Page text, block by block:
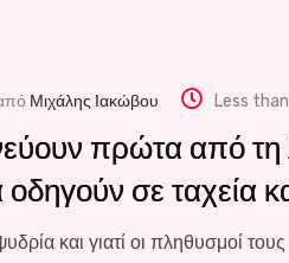
Μιχάλης Ιακώβου Less
πρώτα από τη
οδηγούν σε ταχεία
και γιατί οι πληθυσμοί